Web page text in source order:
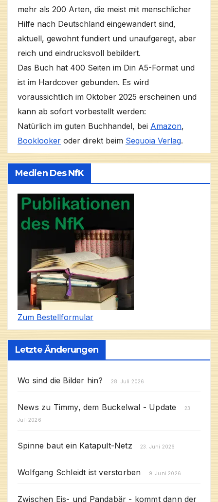
mehr als 200 Arten, die meist mit menschlicher
Hilfe nach Deutschland eingewandert sind,
aktuell, gewohnt fundiert und unaufgeregt, aber
reich und eindrucksvoll bebildert.
Das Buch hat 400 Seiten im Din A5-Format und
ist im Hardcover gebunden. Es wird
voraussichtlich im Oktober 2025 erscheinen und
kann ab sofort vorbestellt werden:
Natürlich im guten Buchhandel, bei Amazon,
Booklooker oder direkt beim Sequoia Verlag.
Medien Des NfK
Zum Bestellformular
Letzte Änderungen
Wo sind die Bilder hin? 28. Juli 2026
News zu Timmy, dem Buckelwal - Update
23.
Juli 2026
Spinne baut ein Katapult-Netz 23. Juni 2026
Wolfgang Schleidt ist verstorben 9. Juni 2026
Zwischen Eis- und Pandabär - kommt dann der